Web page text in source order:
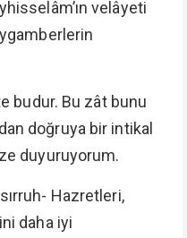
velâyeti
budur. Bu zât bunu
doğruya bir intikal
duyuruyorum.
Hazretleri,
daha iyi